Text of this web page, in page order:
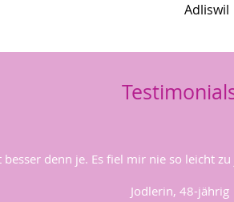
Adliswil
denn je. Es fiel mir nie so leicht
Jodlerin, 48-jährig